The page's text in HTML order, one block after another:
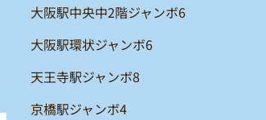
大阪駅中央中2階ジャンボ6
大阪駅環状ジャンボ6
天王寺駅ジャンボ8
京橋駅ジャンボ4